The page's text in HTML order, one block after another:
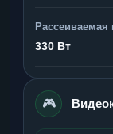
330 Вт
🎮